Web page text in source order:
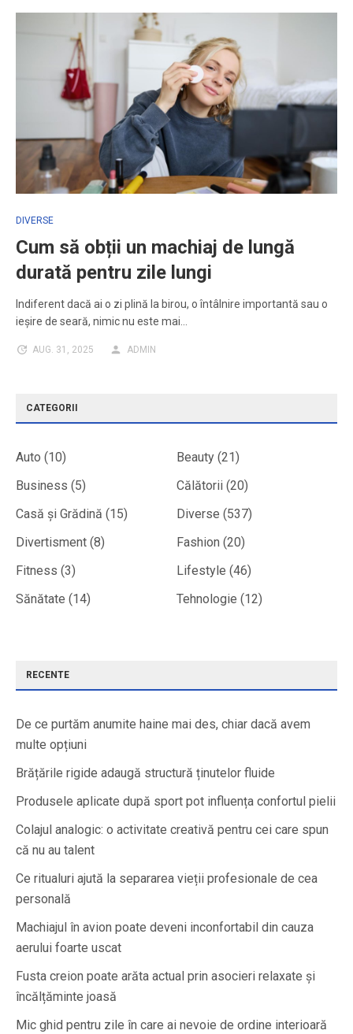
DIVERSE
Cum să obții un machiaj de lungă
durată pentru zile lungi
Indiferent dacă ai o zi plină la birou, o întâlnire importantă sau o
ieșire de seară, nimic nu este mai…
AUG. 31, 2025 ADMIN
CATEGORII
Auto (10) Beauty (21)
Business (5) Călătorii (20)
Casă și Grădină (15) Diverse (537)
Divertisment (8) Fashion (20)
Fitness (3) Lifestyle (46)
Sănătate (14) Tehnologie (12)
RECENTE
De ce purtăm anumite haine mai des, chiar dacă avem
multe opțiuni
Brățările rigide adaugă structură ținutelor fluide
Produsele aplicate după sport pot influența confortul pielii
Colajul analogic: o activitate creativă pentru cei care spun
că nu au talent
Ce ritualuri ajută la separarea vieții profesionale de cea
personală
Machiajul în avion poate deveni inconfortabil din cauza
aerului foarte uscat
Fusta creion poate arăta actual prin asocieri relaxate și
încălțăminte joasă
Mic ghid pentru zile în care ai nevoie de ordine interioară